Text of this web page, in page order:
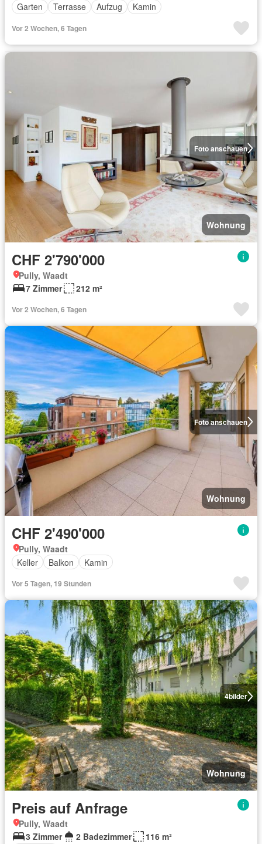
Garten
Terrasse Aufzug Kamin
Vor 2 Wochen, 6 Tagen
Foto anschauen
Wohnung
CHF 2'790'000
Pully, Waadt
7 Zimmer
212 m²
Vor 2 Wochen, 6 Tagen
Foto anschauen
Wohnung
CHF 2'490'000
Pully, Waadt
Keller
Balkon Kamin
Vor 5 Tagen, 19 Stunden
4bilder
Wohnung
Preis auf Anfrage
Pully, Waadt
3 Zimmer
2 Badezimmer
116 m²